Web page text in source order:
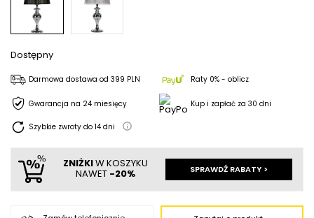
Dostępny
Darmowa dostawa od 399 PLN Raty 0% - oblicz
Gwarancja na 24 miesięcy Kup i zapłać za 30 dni
Szybkie zwroty do 14 dni
ZNIŻKIW KOSZYKU
NAWET -20% SPRAWDŹ RABATY >